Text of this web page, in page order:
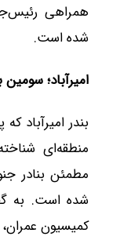
همراهی
شده است.
امیرآباد؛
بندر امیرآباد
منطقه‌ای
مطمئن بنادر
شده است. به
کمیسیون